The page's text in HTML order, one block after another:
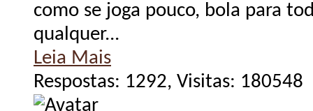
como se joga pouco, bola para
qualquer...
Leia Mais
Respostas: 1292, Visitas: 180548